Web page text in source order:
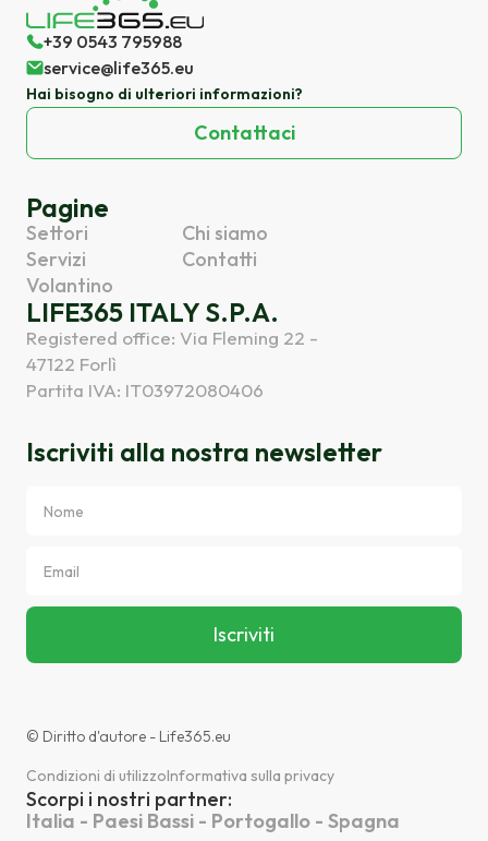
+39 0543 795988
service@life365.eu
Hai bisogno di ulteriori informazioni?
Contattaci
Pagine
Settori
Servizi
Volantino
Chi siamo
Contatti
LIFE365 ITALY S.P.A.
Registered office: Via Fleming 22 -
47122 Forlì
Partita IVA: IT03972080406
Iscriviti alla nostra newsletter
© Diritto d'autore - Life365.eu
Condizioni di utilizzoInformativa sulla privacy
Scorpi i nostri partner:
Italia - Paesi Bassi - Portogallo - Spagna